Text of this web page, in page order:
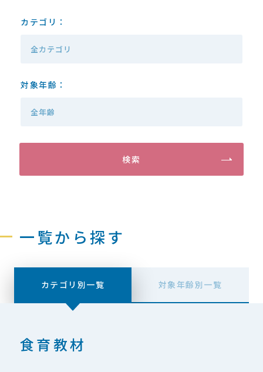
カテゴリ
全カテゴリ
対象年齢
全年齢
検索
一覧から探す
カテゴリ別一覧 対象年齢別一覧
食育教材